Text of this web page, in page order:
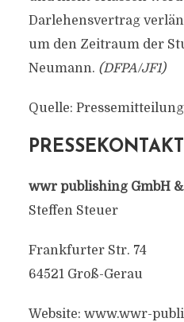
Darlehensvertrag
um den Zeitraum der
Neumann. (DFPA/JF1)
Quelle:
PRESSEKONTAKT
wwr publishing GmbH &
Steffen Steuer
Frankfurter Str. 74
64521 Groß-Gerau
Website: www.wwr-